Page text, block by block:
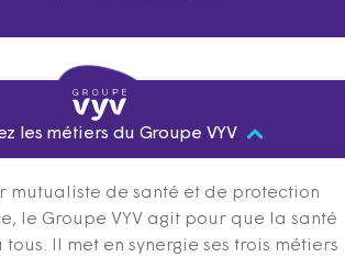
les métiers du Groupe VYV
mutualiste de santé et de protection
le Groupe VYV agit pour que la santé
Il met en synergie ses trois métiers